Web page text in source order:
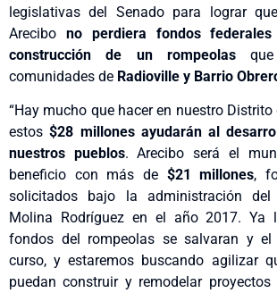
legislativas del Senado para lograr
Arecibo no perdiera fondos
construcción de un rompeolasque
comunidades de Radioville y Barrio
“Hay mucho que hacer en nuestro Distrito
estos$28 millones ayudarán al
nuestros pueblos. Arecibo será el
beneficio con más de $21 millones,
solicitados bajo la administración del
Molina Rodríguez en el año 2017. Ya
fondos del rompeolas se salvaran y el
curso, y estaremos buscando agilizar
puedan construir y remodelar